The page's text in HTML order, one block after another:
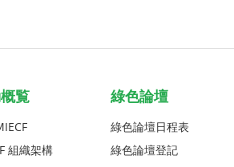
覧
組織架構
綠色論壇
綠色論壇日程表
綠色論壇登記